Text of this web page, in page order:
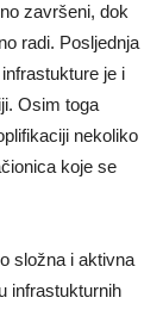
završeni, dok
radi. Posljednja
je i
Osim toga
nekoliko
koje se
složna i aktivna
infrastukturnih